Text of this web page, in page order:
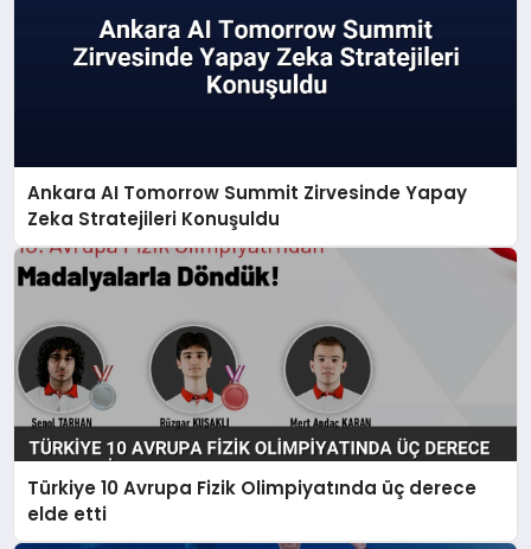
Ankara AI Tomorrow Summit Zirvesinde Yapay
Zeka Stratejileri Konuşuldu
Türkiye 10 Avrupa Fizik Olimpiyatında üç derece
elde etti